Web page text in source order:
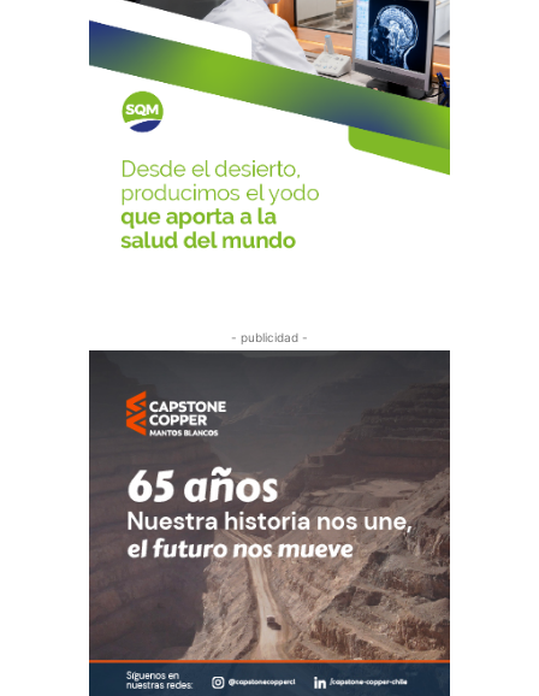
- publicidad -